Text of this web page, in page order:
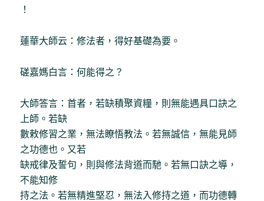
！
蓮華大師云：修法者，得好基礎為要。
磋嘉媽白言：何能得之？
大師答言：首者，若缺積聚資糧，則無能遇具口訣之
上師。若缺
數敕修習之業，無法瞭悟教法。若無誠信，無能見師
之功德也。又若
缺戒律及誓句，則與修法背道而馳。若無口訣之導，
不能知修
持之法。若無精進堅忍，無法入修持之道，而功德轉